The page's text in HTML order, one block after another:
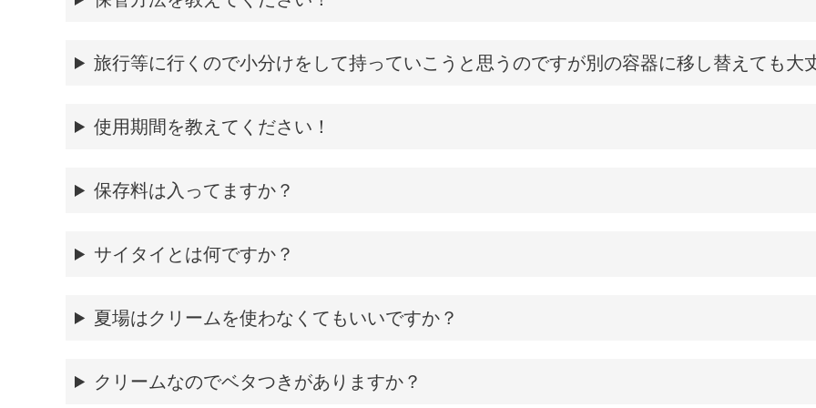
旅行等に行くので小分けをして持っていこうと思うのですが別の容器に移し替えても大
使用期間を教えてください！
保存料は入ってますか？
サイタイとは何ですか？
夏場はクリームを使わなくてもいいですか？
クリームなのでベタつきがありますか？